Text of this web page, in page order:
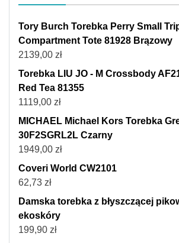
Tory Burch Torebka Perry Small
Compartment Tote 81928 Brązowy
2139,00 zł
Torebka LIU JO - M Crossbody
Red Tea 81355
1119,00 zł
MICHAEL Michael Kors Torebka
30F2SGRL2L Czarny
1949,00 zł
Coveri World CW2101
62,73 zł
Damska torebka z błyszczącej
ekoskóry
199,90 zł